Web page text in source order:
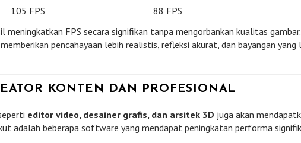
105 FPS
88 FPS
meningkatkan FPS secara signifikan tanpa mengorbankan kualitas gambar.
pencahayaan lebih realistis, refleksi akurat, dan bayangan yang
KONTEN DAN PROFESIONAL
editor video, desainer grafis, dan arsitek 3D juga akan
adalah beberapa software yang mendapat peningkatan performa